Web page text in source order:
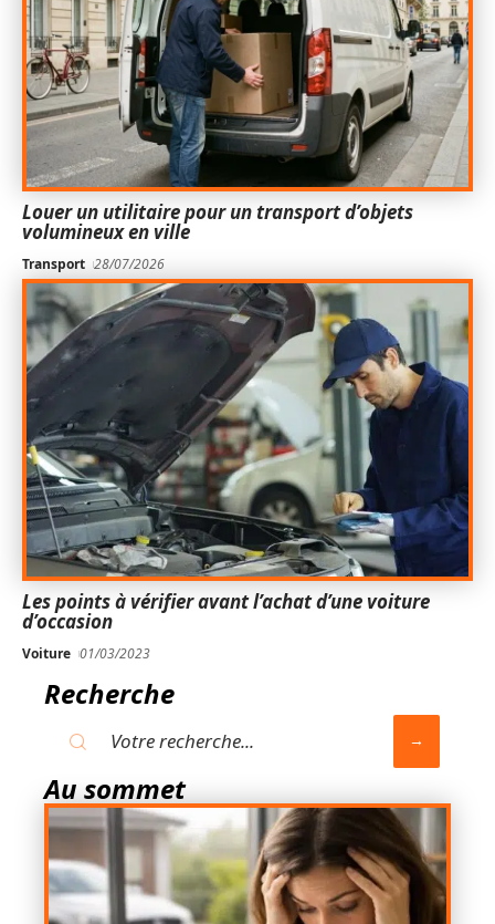
Louer un utilitaire pour un transport d’objets
volumineux en ville
Transport 28/07/2026
Les points à vérifier avant l’achat d’une voiture
d’occasion
Voiture 01/03/2023
Recherche
Au sommet